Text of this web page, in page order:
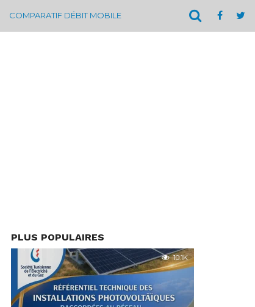
COMPARATIF DÉBIT MOBILE
PLUS POPULAIRES
10.1K